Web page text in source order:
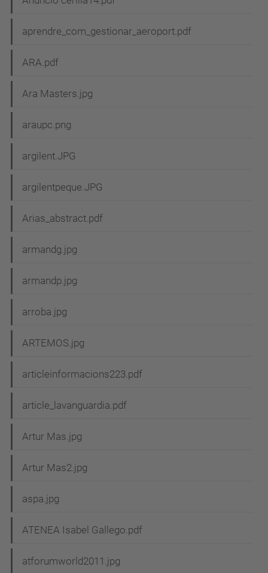
aprendre_com_gestionar_aeroport.pdf
ARA.pdf
Ara Masters.jpg
araupc.png
argilent.JPG
argilentpeque.JPG
Arias_abstract.pdf
armandg.jpg
armandp.jpg
arroba.jpg
ARTEMOS.jpg
articleinformacions223.pdf
article_lavanguardia.pdf
Artur Mas.jpg
Artur Mas2.jpg
aspa.jpg
ATENEA Isabel Gallego.pdf
atforumworld2011.jpg